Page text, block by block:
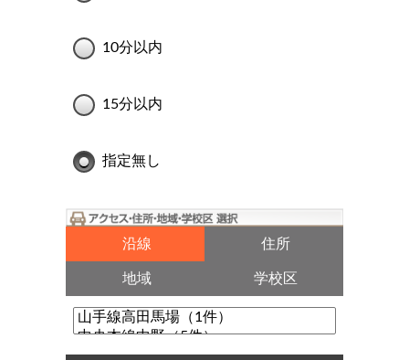
10分以内
15分以内
指定無し
沿線 住所
地域 学校区